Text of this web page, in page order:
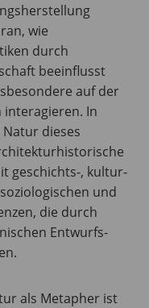
wie
durch
beeinflusst
auf der
interagieren. In
dieses
geschichts-, kultur-
und
die durch
Entwurfs-
als Metapher ist